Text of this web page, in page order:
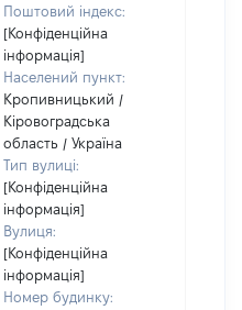
Поштовий індекс:
[Конфіденційна
інформація]
Населений пункт:
Кропивницький /
Кіровоградська
область / Україна
Тип вулиці:
[Конфіденційна
інформація]
Вулиця:
[Конфіденційна
інформація]
Номер будинку: